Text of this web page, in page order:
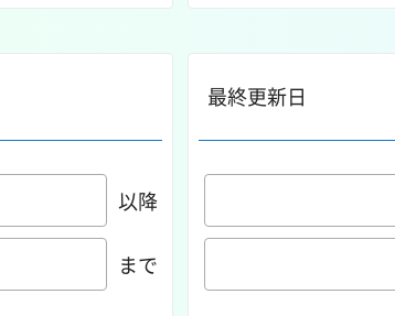
以降
まで
最終更新日